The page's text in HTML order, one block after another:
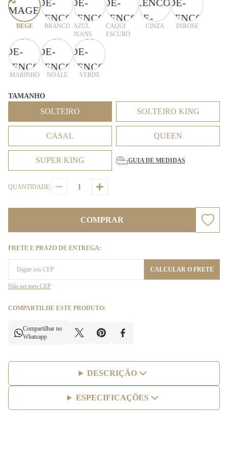
BEGE BRANCO AZUL
JEANS
CAQUI
ESCURO
CINZA INROSE
MARINHO NOALE VERDE
TAMANHO
SOLTEIRO SOLTEIRO KING
CASAL QUEEN
SUPER KING GUIA DE MEDIDAS
QUANTIDADE:
COMPRAR
FRETE E PRAZO DE ENTREGA:
CALCULAR O FRETE
Não sei meu CEP
COMPARTILHE ESTE PRODUTO:
Compartilhar no
Whatsapp
DESCRIÇÃO
ESPECIFICAÇÕES